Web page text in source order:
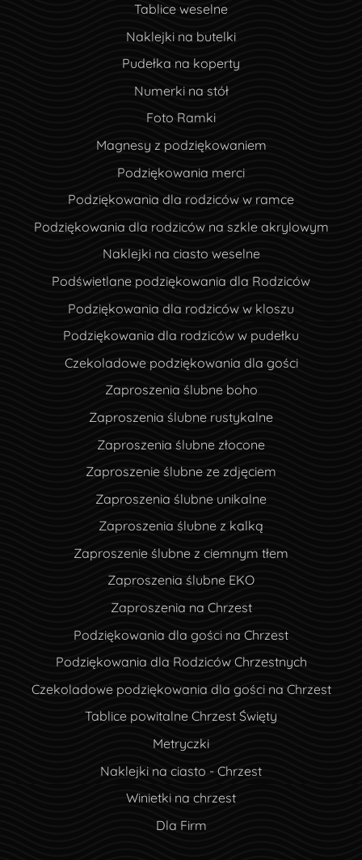
Tablice weselne
Naklejki na butelki
Pudełka na koperty
Numerki na stół
Foto Ramki
Magnesy z podziękowaniem
Podziękowania merci
Podziękowania dla rodziców w ramce
Podziękowania dla rodziców na szkle akrylowym
Naklejki na ciasto weselne
Podświetlane podziękowania dla Rodziców
Podziękowania dla rodziców w kloszu
Podziękowania dla rodziców w pudełku
Czekoladowe podziękowania dla gości
Zaproszenia ślubne boho
Zaproszenia ślubne rustykalne
Zaproszenia ślubne złocone
Zaproszenie ślubne ze zdjęciem
Zaproszenia ślubne unikalne
Zaproszenia ślubne z kalką
Zaproszenie ślubne z ciemnym tłem
Zaproszenia ślubne EKO
Zaproszenia na Chrzest
Podziękowania dla gości na Chrzest
Podziękowania dla Rodziców Chrzestnych
Czekoladowe podziękowania dla gości na Chrzest
Tablice powitalne Chrzest Święty
Metryczki
Naklejki na ciasto - Chrzest
Winietki na chrzest
Dla Firm